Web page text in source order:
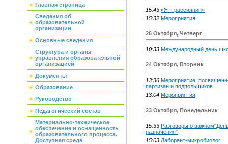
Главная страница
Сведения об
образовательной
организации
Основные сведения
Структура и органы
управления образовательной
организацией
Документы
Образование
Руководство
Педагогический состав
Материально-техническое
обеспечение и оснащенность
образовательного процесса.
Доступная среда
15:43 «Я – россиянин»
15:32 Мероприятия
26 Октября, Четверг
10:33 Международный день
24 Октября, Вторник
13:36 Мероприятие,
партизан и подпольщиков.
13:04 Мероприятия
23 Октября, Понедельник
15:33 Разговоры о
назначения"
15:03 Лаборант-микробиолог